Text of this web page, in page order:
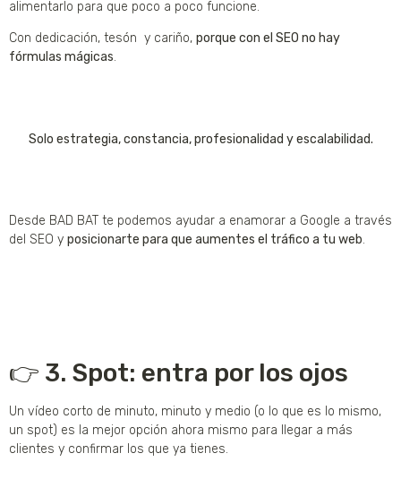
alimentarlo para que poco a poco funcione.
Con dedicación, tesón y cariño, porque con el SEO no hay
fórmulas mágicas.
Solo estrategia, constancia, profesionalidad y escalabilidad.
Desde BAD BAT te podemos ayudar a enamorar a Google a través
del SEO y posicionarte para que aumentes el tráfico a tu web.
👉 3. Spot: entra por los ojos
Un vídeo corto de minuto, minuto y medio (o lo que es lo mismo,
un spot) es la mejor opción ahora mismo para llegar a más
clientes y confirmar los que ya tienes.